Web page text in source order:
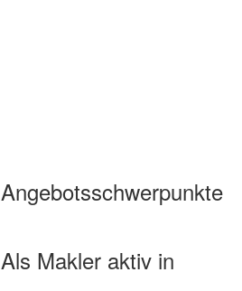
Angebotsschwerpunkte
Als Makler aktiv in